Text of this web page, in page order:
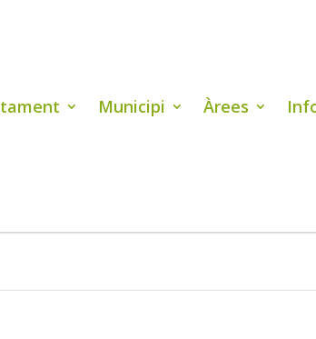
Municipi Àrees